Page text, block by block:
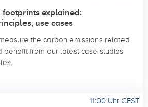
explained:
use cases
the carbon emissions related
benefit from our latest case studies
11:00 Uhr CEST